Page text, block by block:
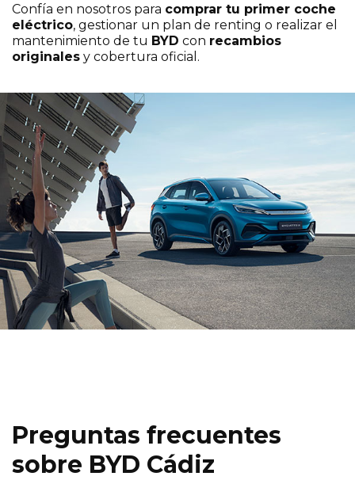
Confía en nosotros para comprar tu primer coche
eléctrico, gestionar un plan de renting o realizar el
mantenimiento de tu BYD con recambios
originales y cobertura oficial.
Preguntas frecuentes
sobre BYD Cádiz